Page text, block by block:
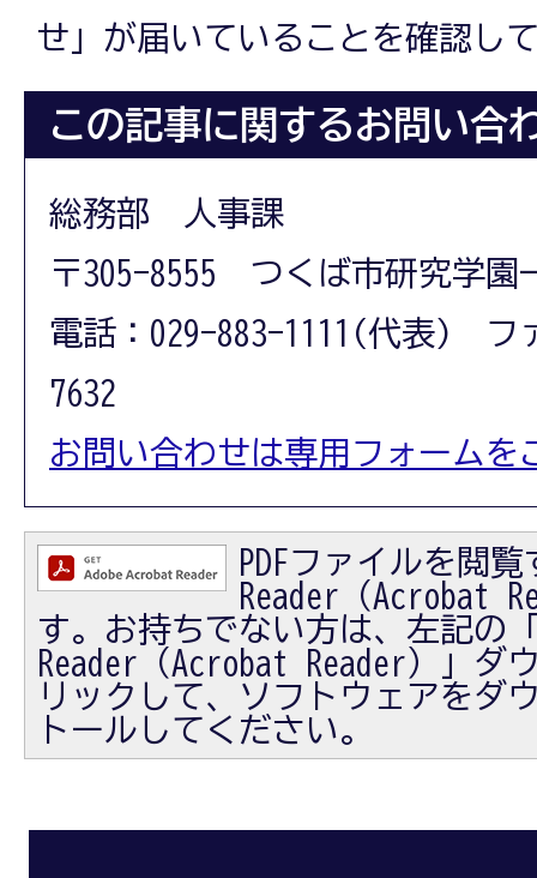
せ」が届いていることを確認し
この記事に関するお問い合
総務部 人事課
〒305-8555 つくば市研究学園
電話：029-883-1111(代表) フ
7632
お問い合わせは専用フォームを
PDFファイルを閲
Reader（Acrobat
す。お持ちでない方は、左記の
Reader（Acrobat Reader）」ダ
リックして、ソフトウェアをダ
トールしてください。